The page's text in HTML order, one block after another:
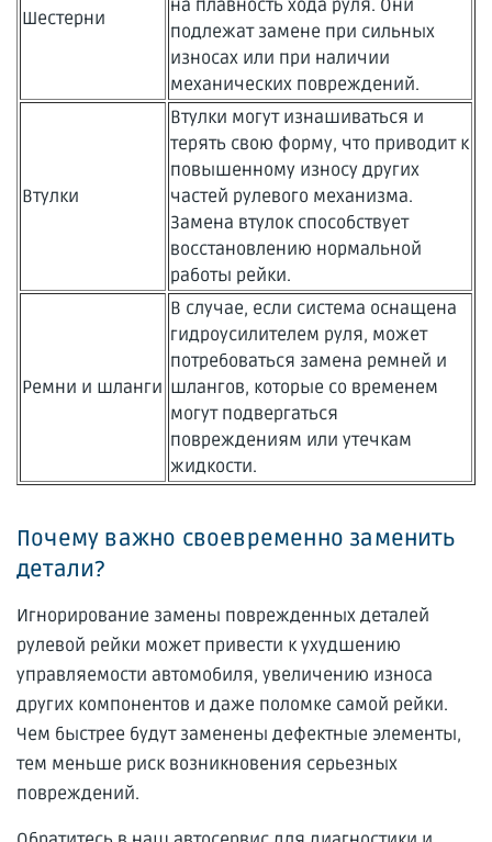
Шестерни
на плавность хода руля. Они
подлежат замене при сильных
износах или при наличии
механических повреждений.
Втулки
Втулки могут изнашиваться и
терять свою форму, что приводит к
повышенному износу других
частей рулевого механизма.
Замена втулок способствует
восстановлению нормальной
работы рейки.
Ремни и шланги
В случае, если система оснащена
гидроусилителем руля, может
потребоваться замена ремней и
шлангов, которые со временем
могут подвергаться
повреждениям или утечкам
жидкости.
Почему важно своевременно заменить
детали?
Игнорирование замены поврежденных деталей
рулевой рейки может привести к ухудшению
управляемости автомобиля, увеличению износа
других компонентов и даже поломке самой рейки.
Чем быстрее будут заменены дефектные элементы,
тем меньше риск возникновения серьезных
повреждений.